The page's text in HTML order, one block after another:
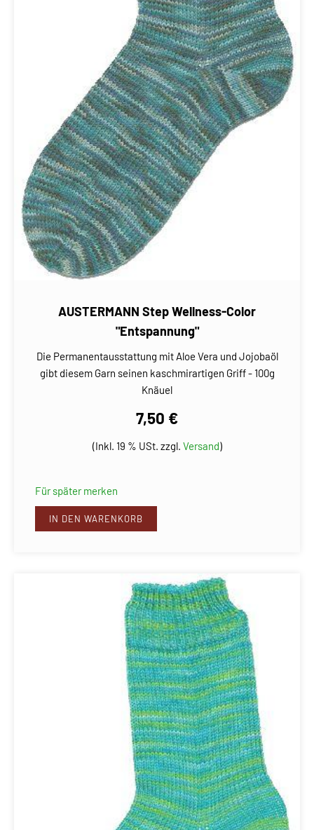
AUSTERMANN Step Wellness-Color
"Entspannung"
Die Permanentausstattung mit Aloe Vera und Jojobaöl
gibt diesem Garn seinen kaschmirartigen Griff - 100g
Knäuel
7,50 €
(Inkl. 19 % USt. zzgl. Versand)
Für später merken
IN DEN WARENKORB